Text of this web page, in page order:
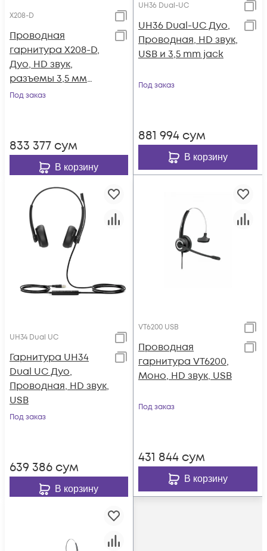
X208-D
Проводная
гарнитура X208-D,
Дуо, HD звук,
разъемы 3,5 мм
Jack и USB
Под заказ
833 377 сум
В корзину
UH36 Dual-UC
UH36 Dual-UC Дуо,
Проводная, HD звук,
USB и 3,5 mm jack
Под заказ
881 994 сум
В корзину
UH34 Dual UC
Гарнитура UH34
Dual UC Дуо,
Проводная, HD звук,
USB
Под заказ
639 386 сум
В корзину
VT6200 USB
Проводная
гарнитура VT6200,
Моно, HD звук, USB
Под заказ
431 844 сум
В корзину